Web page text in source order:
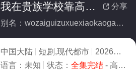
 分享
我在贵族学校靠高调装富翻盘(全集)
别名：wozaiguizuxuexiaokaogaodiaozhuangfufanpan
中国大陆 短剧,现代都市 2026
10.0
语言： 未知 状态： 全集完结- 高清免费在线观看